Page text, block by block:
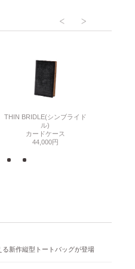
THIN BRIDLE(シンブライド
ル)
カードケース
44,000円
る新作縦型トートバッグが登場